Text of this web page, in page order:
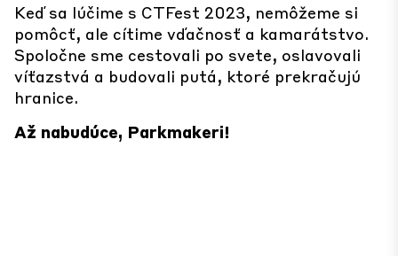
Keď sa lúčime s CTFest 2023, nemôžeme si
pomôcť, ale cítime vďačnosť a kamarátstvo.
Spoločne sme cestovali po svete, oslavovali
víťazstvá a budovali putá, ktoré prekračujú
hranice.
Až nabudúce, Parkmakeri!